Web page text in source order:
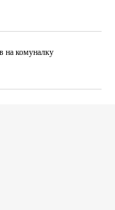
на комуналку